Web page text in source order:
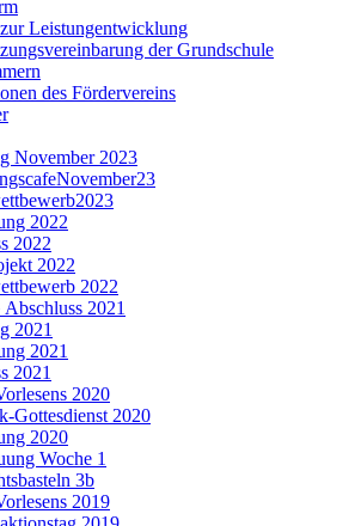
Leistungentwicklung
der Grundschule
des Fördervereins
November 2023
2022
2022
2022
2022
2021
2021
2021
2021
2020
Gottesdienst 2020
2020
Woche 1
3b
2019